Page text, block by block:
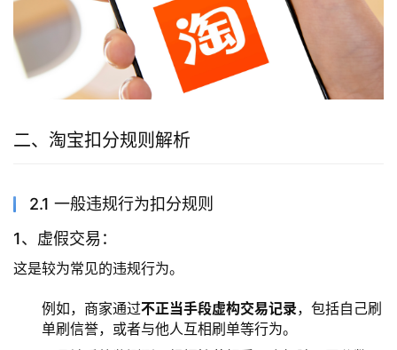
二、淘宝扣分规则解析
2.1 一般违规行为扣分规则
1、虚假交易：
这是较为常见的违规行为。
例如，商家通过不正当手段虚构交易记录，包括自己刷
单刷信誉，或者与他人互相刷单等行为。